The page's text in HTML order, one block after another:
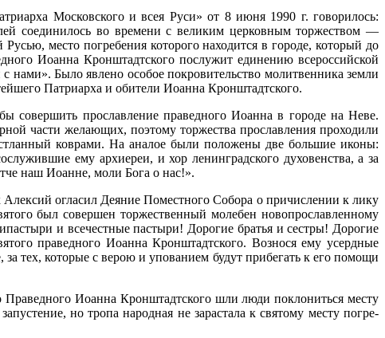
Московского и всея Руси» от 8 июня 1990 г. говорилось:
соедини­лось во времени с великим церковным торжеством —
место погребения которого нахо­дится в городе, который до
Иоан­на Кронштадтского послужит единению всероссийской
нами». Было явлено особое покрови­тельство молитвенника земли
Патриарха и обители Иоанна Кронштадтского.
совершить прославление правед­ного Иоанна в городе на Неве.
час­ти желающих, поэтому торжества прославления прохо­дили
коврами. На аналое были поло­жены две большие иконы:
ему архиереи, и хор ленинградского духовенства, а за
наш Иоанне, моли Бога о нас!».
огласил Деяние Поместно­го Собора о причислении к лику
был совершен торжественный молебен новопрославленному
и всечестные пастыри! Дорогие братья и сестры! Дорогие
правед­ного Иоанна Кронштадтского. Вознося ему усердные
тех, которые с верою и упованием будут прибегать к его помощи
Праведного Иоанна Кронштадтского шли люди поклониться месту
но тропа народная не зарастала к святому месту погре­